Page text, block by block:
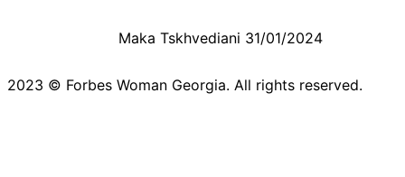
Maka Tskhvediani 31/01/2024
2023 © Forbes Woman Georgia. All rights reserved.